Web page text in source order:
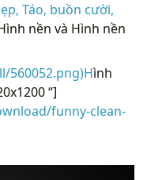
Táo, buồn cười,
nền và Hình nền
560052.png)Hình
“]
funny-clean-